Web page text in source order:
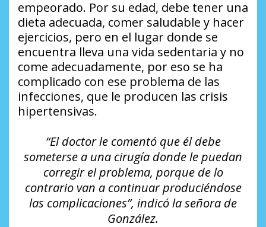
empeorado. Por su edad, debe tener una
dieta adecuada, comer saludable y hacer
ejercicios, pero en el lugar donde se
encuentra lleva una vida sedentaria y no
come adecuadamente, por eso se ha
complicado con ese problema de las
infecciones, que le producen las crisis
hipertensivas.
“El doctor le comentó que él debe
someterse a una cirugía donde le puedan
corregir el problema, porque de lo
contrario van a continuar produciéndose
las complicaciones”, indicó la señora de
González.